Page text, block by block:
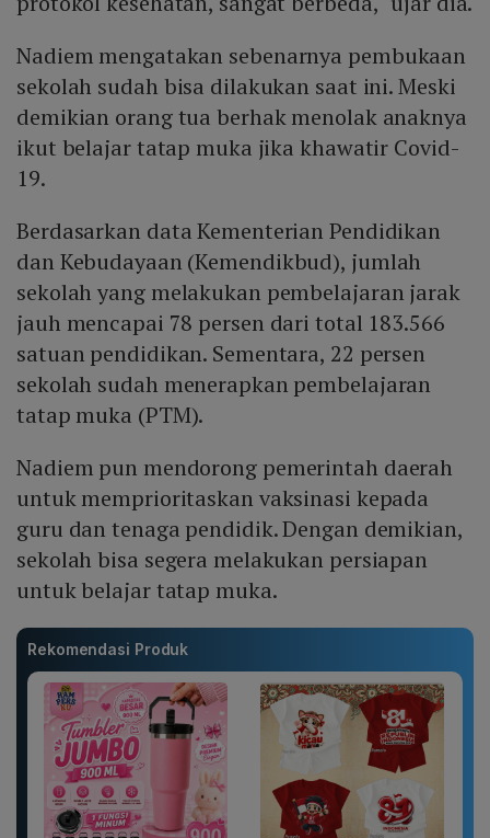
Nadiem mengatakan sebenarnya pembukaan
sekolah sudah bisa dilakukan saat ini. Meski
demikian orang tua berhak menolak anaknya
ikut belajar tatap muka jika khawatir Covid-
19.
Berdasarkan data Kementerian Pendidikan
dan Kebudayaan (Kemendikbud), jumlah
sekolah yang melakukan pembelajaran jarak
jauh mencapai 78 persen dari total 183.566
satuan pendidikan. Sementara, 22 persen
sekolah sudah menerapkan pembelajaran
tatap muka (PTM).
Nadiem pun mendorong pemerintah daerah
untuk memprioritaskan vaksinasi kepada
guru dan tenaga pendidik. Dengan demikian,
sekolah bisa segera melakukan persiapan
untuk belajar tatap muka.
Rekomendasi Produk